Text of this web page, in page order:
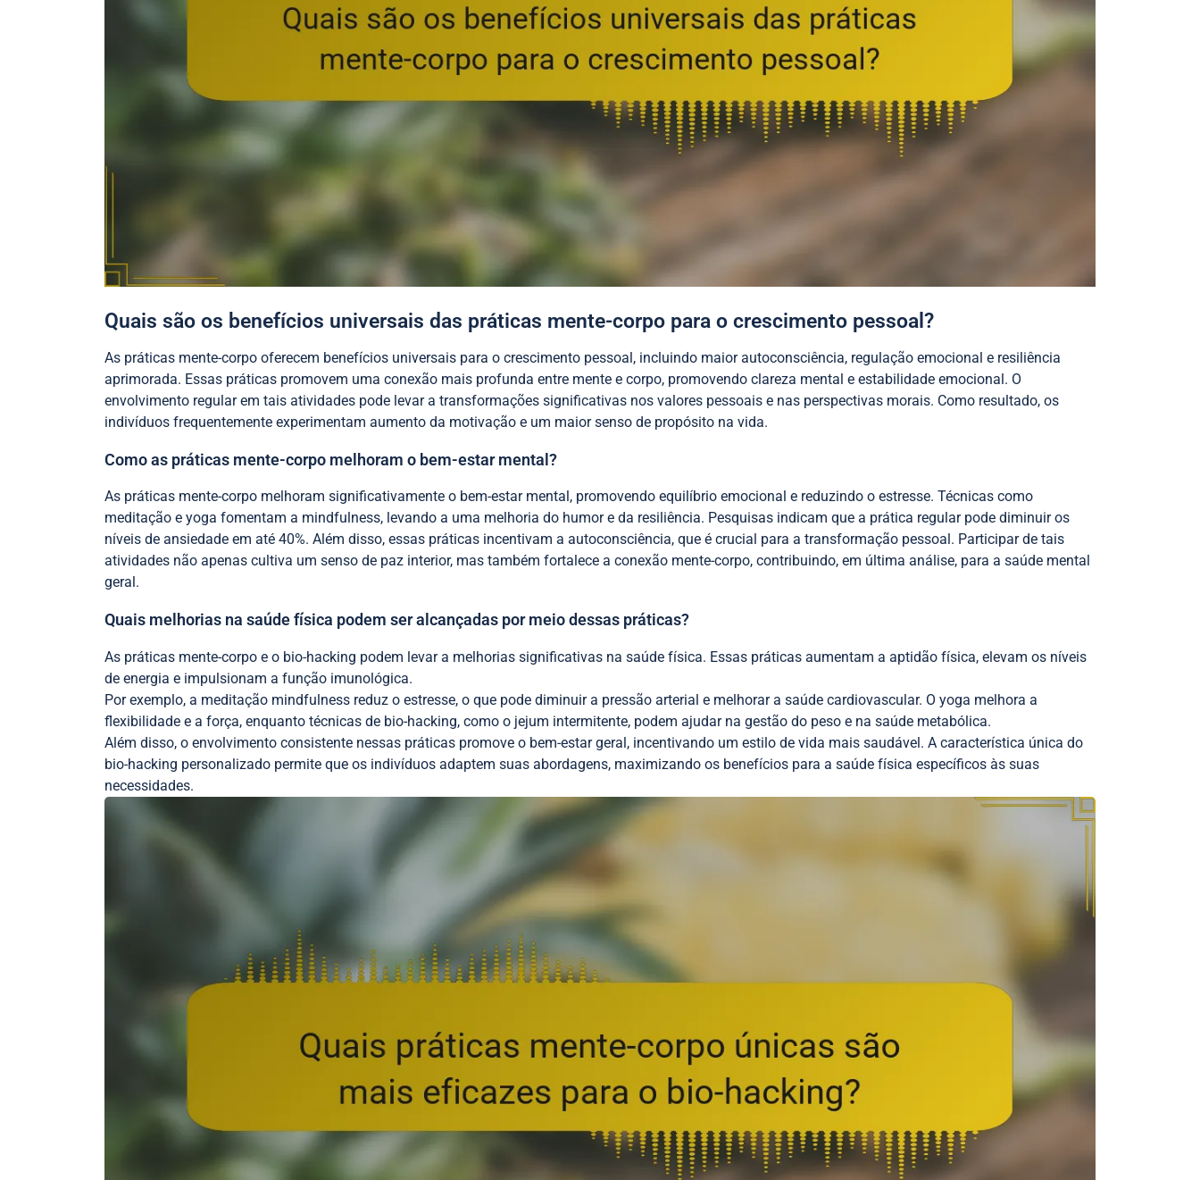
Quais são os benefícios universais das práticas mente-corpo para o crescimento pessoal?
As práticas mente-corpo oferecem benefícios universais para o crescimento pessoal, incluindo maior autoconsciência, regulação emocional e resiliência
aprimorada. Essas práticas promovem uma conexão mais profunda entre mente e corpo, promovendo clareza mental e estabilidade emocional. O
envolvimento regular em tais atividades pode levar a transformações significativas nos valores pessoais e nas perspectivas morais. Como resultado, os
indivíduos frequentemente experimentam aumento da motivação e um maior senso de propósito na vida.
Como as práticas mente-corpo melhoram o bem-estar mental?
As práticas mente-corpo melhoram significativamente o bem-estar mental, promovendo equilíbrio emocional e reduzindo o estresse. Técnicas como
meditação e yoga fomentam a mindfulness, levando a uma melhoria do humor e da resiliência. Pesquisas indicam que a prática regular pode diminuir os
níveis de ansiedade em até 40%. Além disso, essas práticas incentivam a autoconsciência, que é crucial para a transformação pessoal. Participar de tais
atividades não apenas cultiva um senso de paz interior, mas também fortalece a conexão mente-corpo, contribuindo, em última análise, para a saúde mental
geral.
Quais melhorias na saúde física podem ser alcançadas por meio dessas práticas?
As práticas mente-corpo e o bio-hacking podem levar a melhorias significativas na saúde física. Essas práticas aumentam a aptidão física, elevam os níveis
de energia e impulsionam a função imunológica.
Por exemplo, a meditação mindfulness reduz o estresse, o que pode diminuir a pressão arterial e melhorar a saúde cardiovascular. O yoga melhora a
flexibilidade e a força, enquanto técnicas de bio-hacking, como o jejum intermitente, podem ajudar na gestão do peso e na saúde metabólica.
Além disso, o envolvimento consistente nessas práticas promove o bem-estar geral, incentivando um estilo de vida mais saudável. A característica única do
bio-hacking personalizado permite que os indivíduos adaptem suas abordagens, maximizando os benefícios para a saúde física específicos às suas
necessidades.